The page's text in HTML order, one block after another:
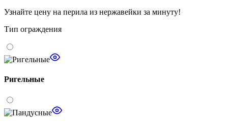
Узнайте цену на перила из нержавейки за минуту!
Тип ограждения
Ригельные